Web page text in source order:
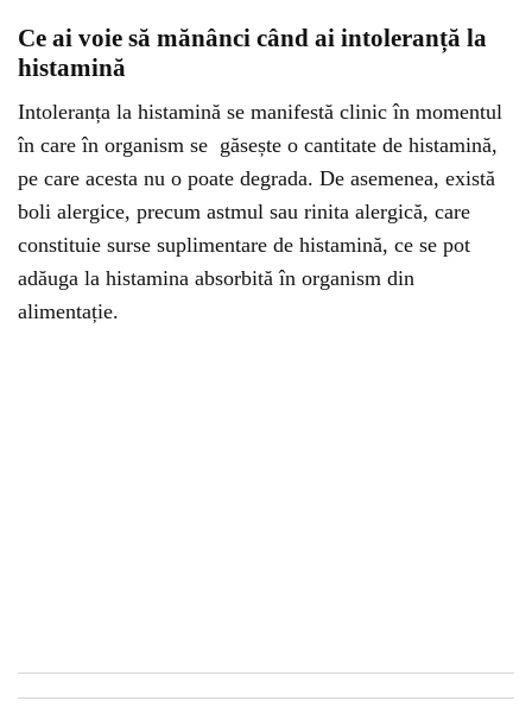
Ce ai voie să mănânci când ai intoleranță la
histamină
Intoleranța la histamină se manifestă clinic în momentul
în care în organism se găsește o cantitate de histamină,
pe care acesta nu o poate degrada. De asemenea, există
boli alergice, precum astmul sau rinita alergică, care
constituie surse suplimentare de histamină, ce se pot
adăuga la histamina absorbită în organism din
alimentație.